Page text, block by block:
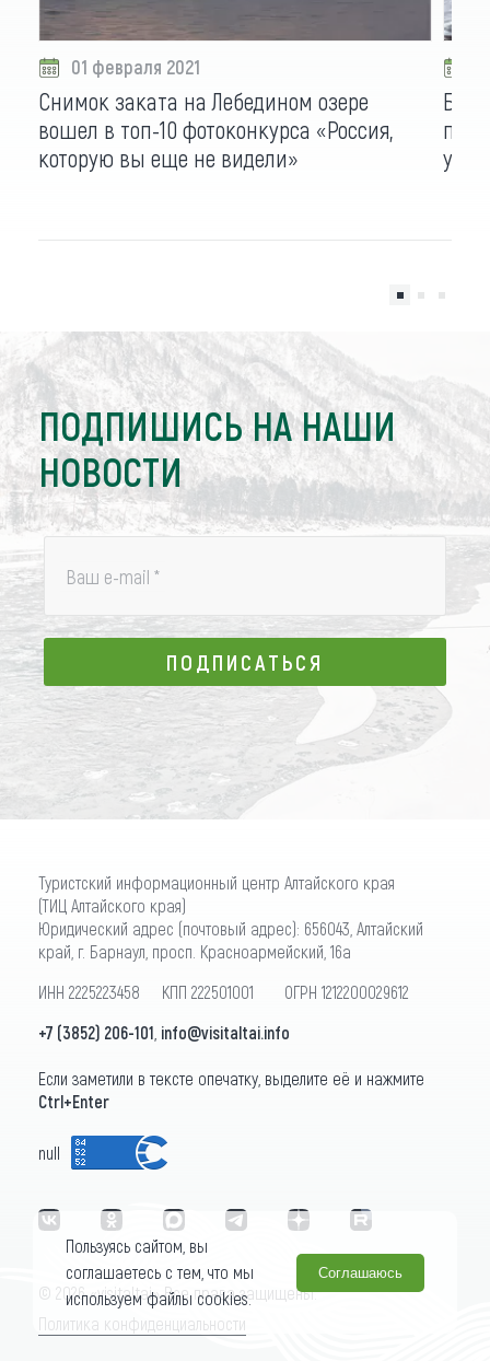
01 февраля 2021
Снимок заката на Лебедином озере
вошел в топ-10 фотоконкурса «Россия,
которую вы еще не видели»
ПОДПИШИСЬ НА НАШИ
НОВОСТИ
Ваш e-mail *
ПОДПИСАТЬСЯ
ПОДПИСАТЬСЯ
Туристский информационный центр Алтайского края
(ТИЦ Алтайского края)
Юридический адрес (почтовый адрес): 656043, Алтайский
край, г. Барнаул, просп. Красноармейский, 16а
ИНН 2225223458 КПП 222501001 ОГРН 1212200029612
+7 (3852) 206-101 info@visitaltai.info
Если заметили в тексте опечатку, выделите её и нажмите
Ctrl+Enter
null
© 2026 «visitaltai» Все права защищены.
Политика конфиденциальности
Пользуясь сайтом, вы
соглашаетесь с тем, что мы
используем файлы cookies.
Соглашаюсь